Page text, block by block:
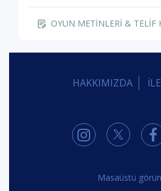
OYUN METİNLERİ & TELİF
HAKKIMIZDA
Masaüstü